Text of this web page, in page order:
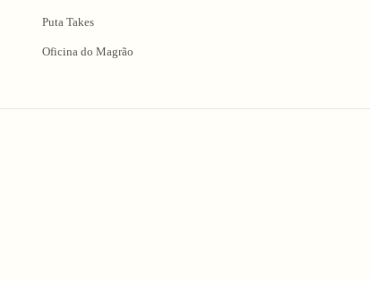
Puta Takes
Oficina do Magrão